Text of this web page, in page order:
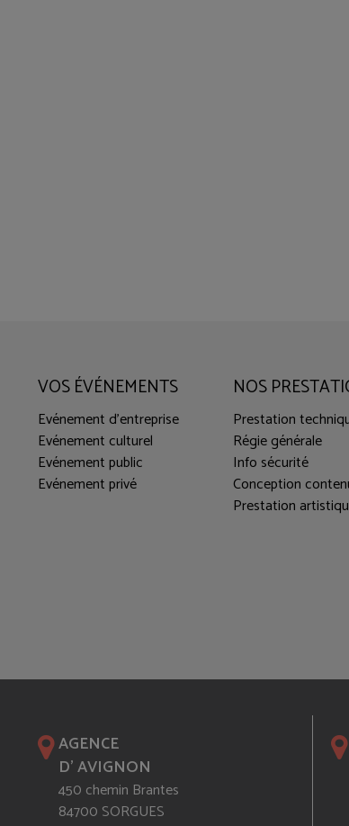
VOS ÉVÉNEMENTS
Evénement d'entreprise
Evénement culturel
Evénement public
Evénement privé
NOS
Prestation
Régie générale
Info sécurité
Conception
Prestation
AGENCE
D' AVIGNON
450 chemin Brantes
84700 SORGUES